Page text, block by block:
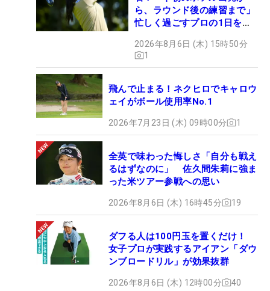
ら、ラウンド後の練習まで」
忙しく過ごすプロの1日を公
2026年8月6日 (木) 15時50分
1
飛んで止まる！ネクヒロでキャロウ
ェイがボール使用率No.1
2026年7月23日 (木) 09時00分 1
全英で味わった悔しさ「自分も戦え
るはずなのに」 佐久間朱莉に強ま
った米ツアー参戦への思い
2026年8月6日 (木) 16時45分 19
ダフる人は100円玉を置くだけ！
女子プロが実践するアイアン「ダウ
ンブロードリル」が効果抜群
2026年8月6日 (木) 12時00分 40